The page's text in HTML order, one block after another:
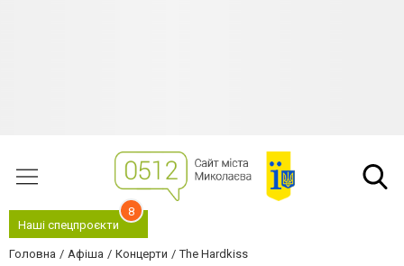
Наші спецпроєкти
8
Головна Афіша Концерти The Hardkiss